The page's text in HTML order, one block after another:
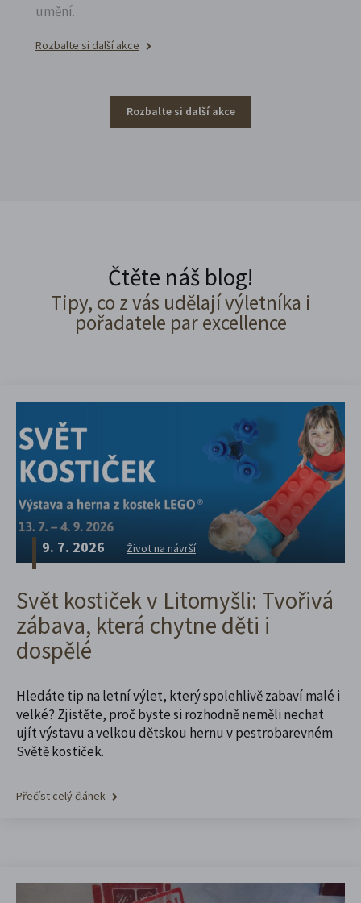
umění.
Rozbalte si další akce
Rozbalte si další akce
Čtěte náš blog!
Tipy, co z vás udělají výletníka i
pořadatele par excellence
9. 7. 2026 Život na návrší
Svět kostiček v Litomyšli: Tvořivá
zábava, která chytne děti i
dospělé
Hledáte tip na letní výlet, který spolehlivě zabaví malé i
velké? Zjistěte, proč byste si rozhodně neměli nechat
ujít výstavu a velkou dětskou hernu v pestrobarevném
Světě kostiček.
Přečíst celý článek